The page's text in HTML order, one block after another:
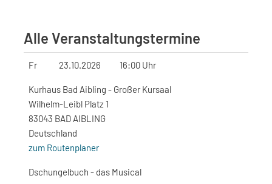
Alle Veranstaltungstermine
Fr 23.10.2026 16:00 Uhr
Kurhaus Bad Aibling - Großer Kursaal
Wilhelm-Leibl Platz 1
83043 BAD AIBLING
Deutschland
zum Routenplaner
Dschungelbuch - das Musical